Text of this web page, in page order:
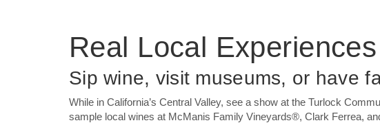
Real Local Experiences
Sip wine, visit museums, or have
While in California’s Central Valley, see a show at the Turlock
sample local wines at McManis Family Vineyards®, Clark Ferrea,